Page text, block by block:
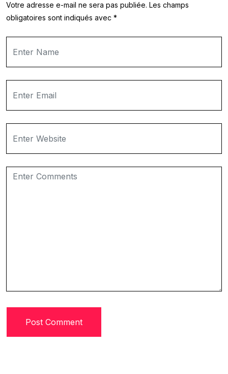
Votre adresse e-mail ne sera pas publiée. Les champs
obligatoires sont indiqués avec *